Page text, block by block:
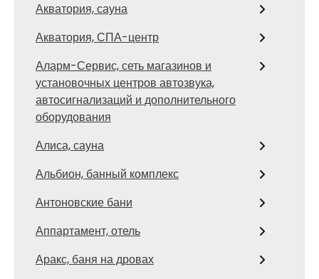
Акватория, сауна
Акватория, СПА-центр
Аларм-Сервис, сеть магазинов и
установочных центров автозвука,
автосигнализаций и дополнительного
оборудования
Алиса, сауна
Альбион, банный комплекс
Антоновские бани
Аппартамент, отель
Аракс, баня на дровах